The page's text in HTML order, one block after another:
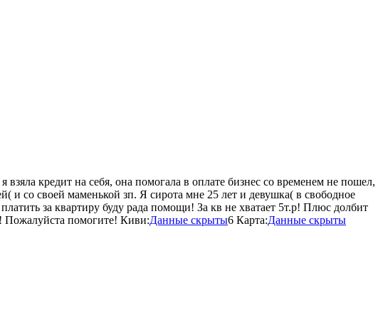
кредит на себя, она помогала в оплате бизнес со временем не пошел,
и со своей маменькой зп. Я сирота мне 25 лет и девушка( в свободное
за квартиру буду рада помощи! За кв не хватает 5т.р! Плюс долбит
Пожалуйста помогите! Киви:Данные скрыты6 Карта:Данные скрыты